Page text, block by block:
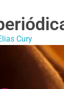
Cury